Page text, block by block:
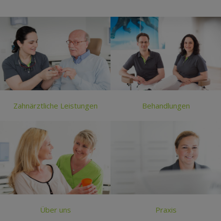
Zahnärztliche Leistungen Behandlungen
Über uns Praxis